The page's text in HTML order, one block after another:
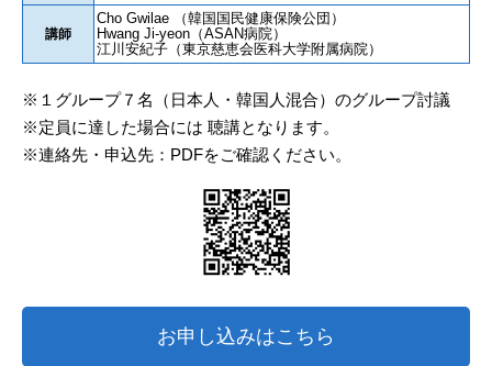
講師
Cho Gwilae （韓国国民健康保険公団）
Hwang Ji-yeon（ASAN病院）
江川安紀子（東京慈恵会医科大学附属病院）
※１グループ７名（日本人・韓国人混合）のグループ討議
※定員に達した場合には 聴講となります。
※連絡先・申込先：PDFをご確認ください。
お申し込みはこちら